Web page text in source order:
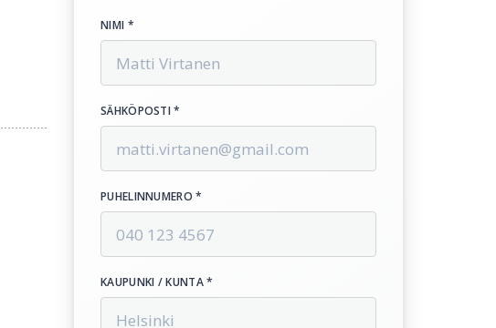
NIMI *
SÄHKÖPOSTI *
PUHELINNUMERO *
KAUPUNKI / KUNTA *